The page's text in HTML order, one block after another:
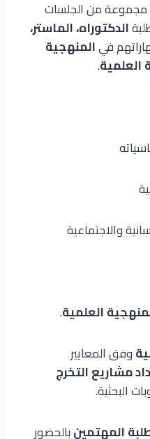
ستُعقد مجموعة من الجلسات
الدكتوراه، الماستر،
فيالمنهجية
العلمية.
والاجتماعية
العلمية.
وفق المعايير
مشاريع التخرج
البحثية.
المهتمينبالحضور